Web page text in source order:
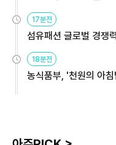
용해야
17분전
섬유패션 글로벌 경쟁
원
18분전
농식품부, '천원의 아